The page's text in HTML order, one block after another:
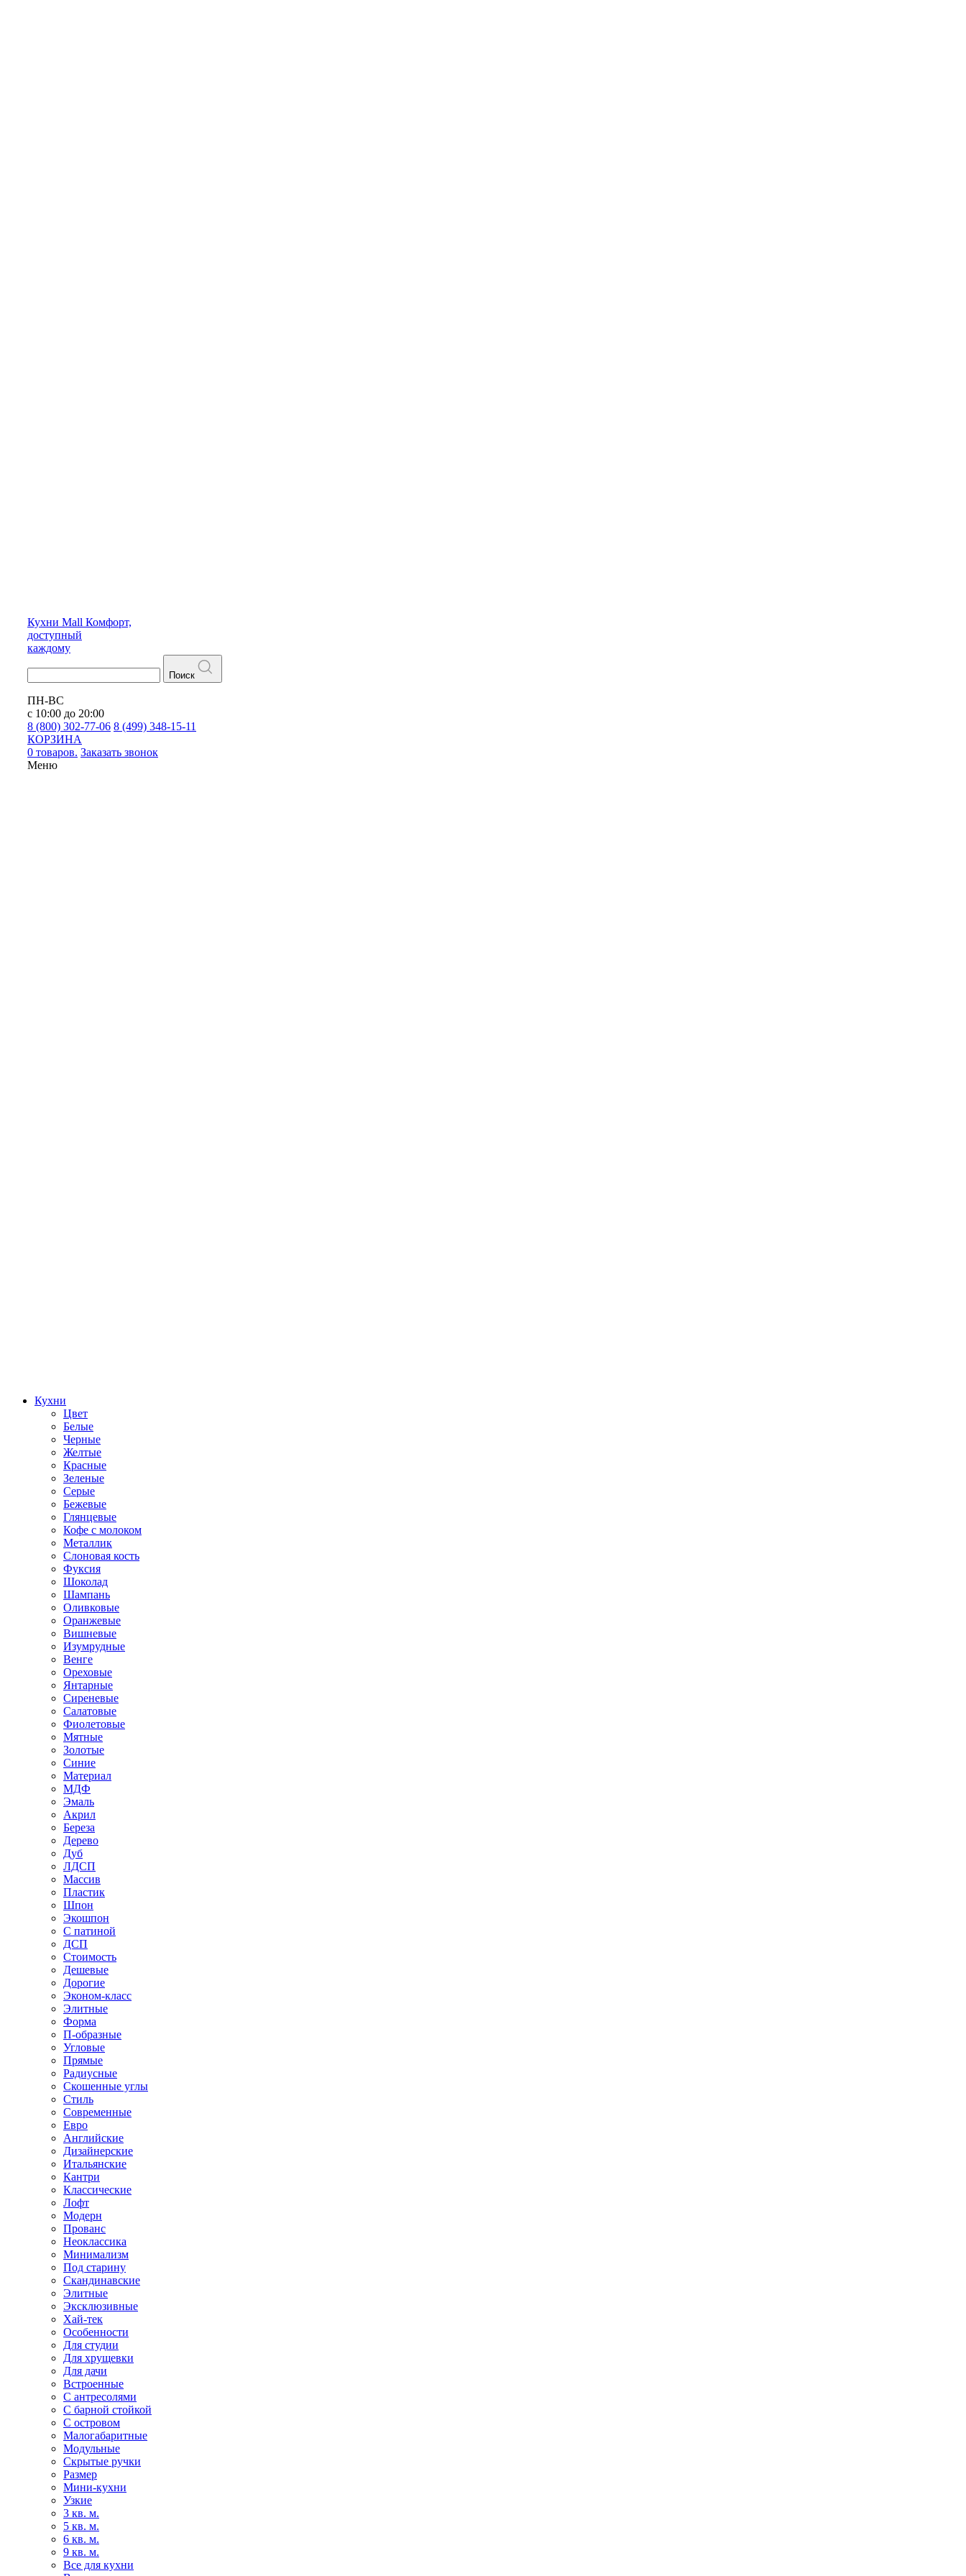
Кухни Mall Комфорт,
доступный
каждому
Поиск
ПН-ВС
с 10:00 до 20:00
8 (800) 302-77-06 8 (499) 348-15-11
КОРЗИНА
0 товаров. Заказать звонок
Меню
Кухни
Цвет
Белые
Черные
Желтые
Красные
Зеленые
Серые
Бежевые
Глянцевые
Кофе с молоком
Металлик
Слоновая кость
Фуксия
Шоколад
Шампань
Оливковые
Оранжевые
Вишневые
Изумрудные
Венге
Ореховые
Янтарные
Сиреневые
Салатовые
Фиолетовые
Мятные
Золотые
Синие
Материал
МДФ
Эмаль
Акрил
Береза
Дерево
Дуб
ЛДСП
Массив
Пластик
Шпон
Экошпон
С патиной
ДСП
Стоимость
Дешевые
Дорогие
Эконом-класс
Элитные
Форма
П-образные
Угловые
Прямые
Радиусные
Скошенные углы
Стиль
Современные
Евро
Английские
Дизайнерские
Итальянские
Кантри
Классические
Лофт
Модерн
Прованс
Неоклассика
Минимализм
Под старину
Скандинавские
Элитные
Эксклюзивные
Хай-тек
Особенности
Для студии
Для хрущевки
Для дачи
Встроенные
С антресолями
С барной стойкой
С островом
Малогабаритные
Модульные
Скрытые ручки
Размер
Мини-кухни
Узкие
3 кв. м.
5 кв. м.
6 кв. м.
9 кв. м.
Все для кухни